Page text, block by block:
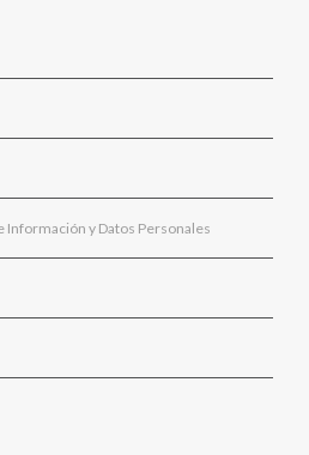
Información y Datos Personales